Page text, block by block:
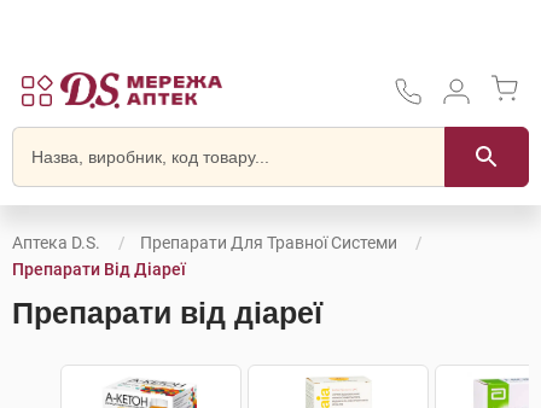
Аптека D.S.
Препарати Для Травної Системи
Препарати Від Діареї
Препарати від діареї